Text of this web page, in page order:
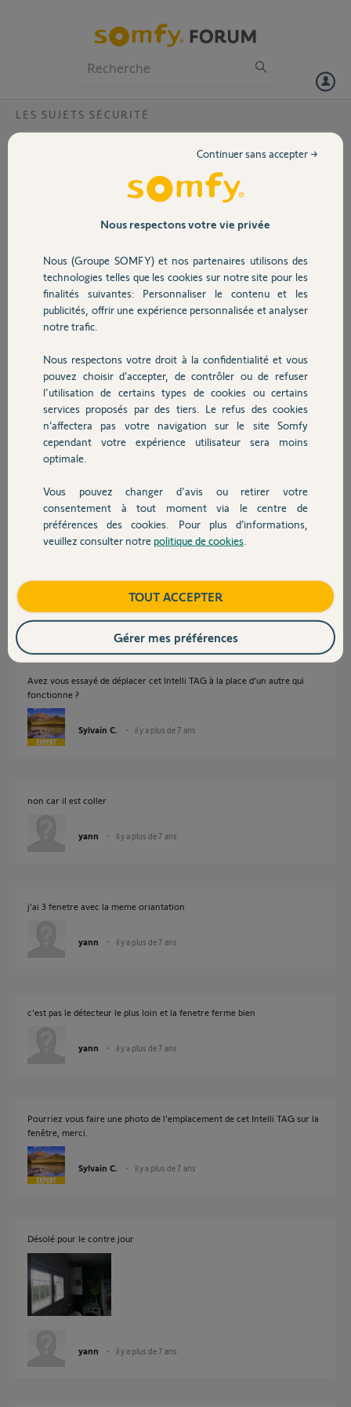
Volet
Sécurité
Domotique
Chauffage
Autres produits
Devis avec un pro
Contact
LES SUJETS SÉCURITÉ
détecteur d'ouverture en panne
je viens d'installer mes détecteurs d'ouverture aux fenêtres. Or un
détecteur ne cesse de faire déclencher l'alarme, signalant une
intrusion, alors que tout est en ordre (de jour comme de nuit) c'est
dysfonctionnement.
yann
il y a plus de 7 ans
Réponses
Bonjour Yann,
Pourriez vous indiquer le type de votre alarme et du détecteur.
Sylvain C. il y a plus de 7 ans
yann il y a plus de 7 ans
Avez vous essayé de déplacer cet Intelli TAG à la place d'un autre qui
fonctionne ?
Sylvain C. il y a plus de 7 ans
non car il est coller
yann il y a plus de 7 ans
j'ai 3 fenetre avec la meme oriantation
yann il y a plus de 7 ans
c'est pas le détecteur le plus loin et la fenetre ferme bien
yann il y a plus de 7 ans
Pourriez vous faire une photo de l'emplacement de cet Intelli TAG sur la
fenêtre, merci.
Sylvain C. il y a plus de 7 ans
Désolé pour le contre jour
yann il y a plus de 7 ans
Nous respectons votre vie privée
Nous (Groupe SOMFY) et nos partenaires utilisons des
technologies telles que les cookies sur notre site pour les
finalités suivantes: Personnaliser le contenu et les
publicités, offrir une expérience personnalisée et analyser
notre trafic.
Nous respectons votre droit à la confidentialité et vous
pouvez choisir d’accepter, de contrôler ou de refuser
l'utilisation de certains types de cookies ou certains
services proposés par des tiers. Le refus des cookies
n’affectera pas votre navigation sur le site Somfy
cependant votre expérience utilisateur sera moins
optimale.
Vous pouvez changer d'avis ou retirer votre
consentement à tout moment via le centre de
préférences des cookies. Pour plus d’informations,
veuillez consulter notre politique de cookies
Continuer sans accepter →
TOUT ACCEPTER
Gérer mes préférences